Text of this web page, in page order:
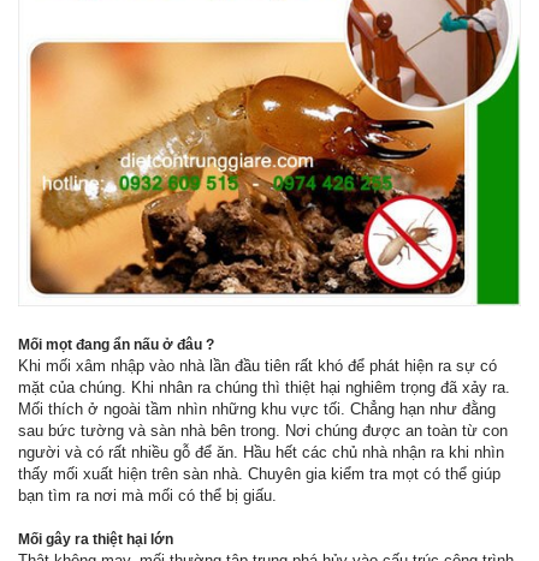
Mối mọt đang ẩn nấu ở đâu ?
Khi mối xâm nhập vào nhà lần đầu tiên rất khó để phát hiện ra sự có
mặt của chúng. Khi nhân ra chúng thì thiệt hại nghiêm trọng đã xảy ra.
Mối thích ở ngoài tầm nhìn những khu vực tối. Chẳng hạn như đằng
sau bức tường và sàn nhà bên trong. Nơi chúng được an toàn từ con
người và có rất nhiều gỗ để ăn. Hầu hết các chủ nhà nhận ra khi nhìn
thấy mối xuất hiện trên sàn nhà. Chuyên gia kiểm tra mọt có thể giúp
bạn tìm ra nơi mà mối có thể bị giấu.
Mối gây ra thiệt hại lớn